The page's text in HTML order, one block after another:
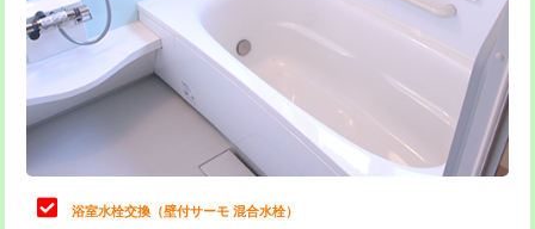
桝清掃 8,800円
止水・漏水調査・防水処理・清掃・修
理・調整・分解・加工など（軽作業）
止水・漏水調査・防水処理・清掃・修
理・調整・分解・加工など（中作業）
22,000円
浴室水栓交換（壁付サーモ 混合水栓）